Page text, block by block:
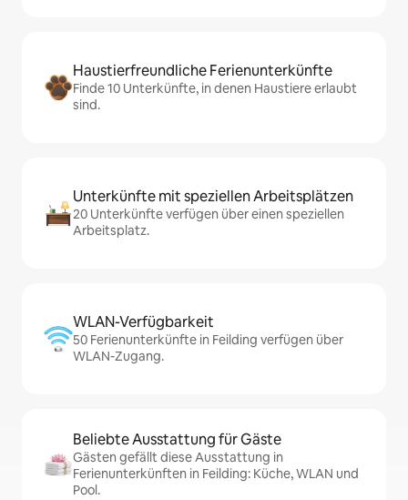
Haustierfreundliche Ferienunterkünfte
Finde 10 Unterkünfte, in denen Haustiere erlaubt
sind.
Unterkünfte mit speziellen Arbeitsplätzen
20 Unterkünfte verfügen über einen speziellen
Arbeitsplatz.
WLAN-Verfügbarkeit
50 Ferienunterkünfte in Feilding verfügen über
WLAN-Zugang.
Beliebte Ausstattung für Gäste
Gästen gefällt diese Ausstattung in
Ferienunterkünften in Feilding: Küche, WLAN und
Pool.